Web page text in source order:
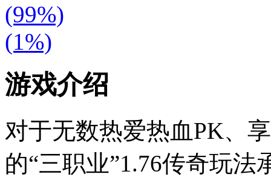
(99%)
(1%)
游戏介绍
对于无数热爱热血PK、
的“三职业”1.76传奇玩